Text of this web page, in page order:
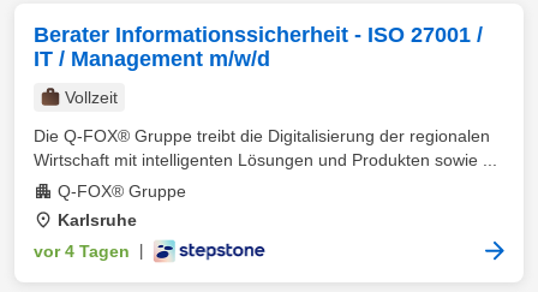
Berater Informationssicherheit - ISO 27001 /
IT / Management m/w/d
Vollzeit
Die Q-FOX® Gruppe treibt die Digitalisierung der regionalen
Wirtschaft mit intelligenten Lösungen und Produkten sowie ...
Q-FOX® Gruppe
Karlsruhe
vor 4 Tagen